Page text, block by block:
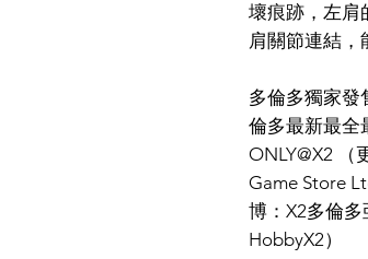
壞痕跡，左肩
肩關節連結，
多倫多獨家發
倫多最新最全
ONLY@X2 （
Game Store
博：X2多倫多
HobbyX2）